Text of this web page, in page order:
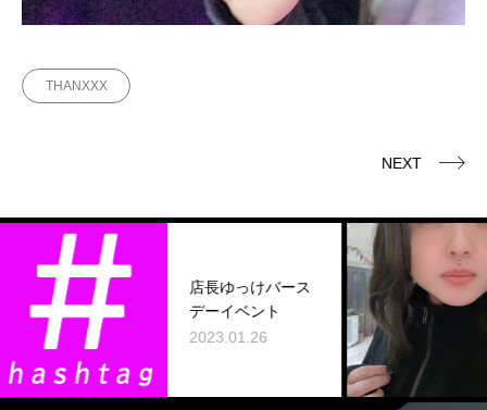
THANXXX
NEXT
店長ゆっけバース
デーイベント
2023.01.26